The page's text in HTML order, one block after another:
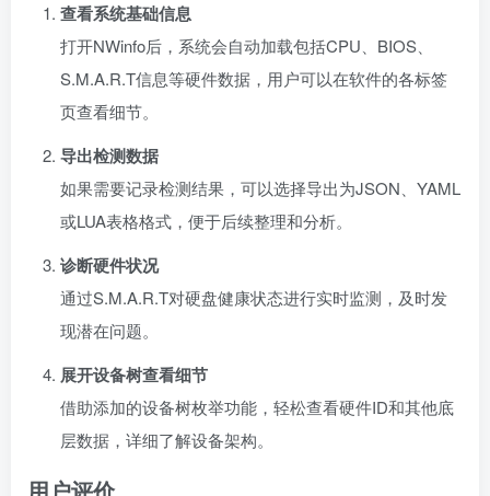
查看系统基础信息
打开NWinfo后，系统会自动加载包括CPU、BIOS、
S.M.A.R.T信息等硬件数据，用户可以在软件的各标签
页查看细节。
导出检测数据
如果需要记录检测结果，可以选择导出为JSON、YAML
或LUA表格格式，便于后续整理和分析。
诊断硬件状况
通过S.M.A.R.T对硬盘健康状态进行实时监测，及时发
现潜在问题。
展开设备树查看细节
借助添加的设备树枚举功能，轻松查看硬件ID和其他底
层数据，详细了解设备架构。